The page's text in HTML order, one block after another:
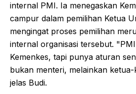
internal PMI. Ia menegaskan
campur dalam pemilihan Ketua
mengingat proses pemilihan
internal organisasi tersebut.
Kemenkes, tapi punya aturan
bukan menteri, melainkan
jelas Budi.